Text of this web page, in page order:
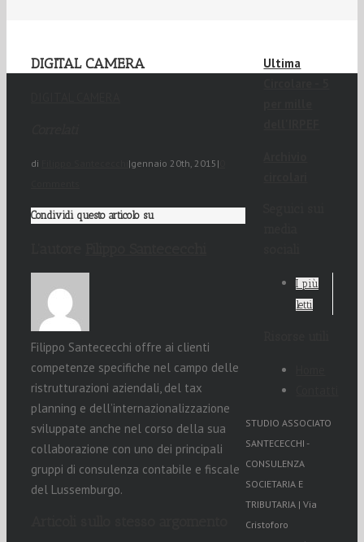
DIGITAL CAMERA
di |gennaio 20th, 2015 |
Condividi questo articolo su
Filippo Santececchi offre ai clienti
competenze specifiche nel campo delle
ristrutturazioni aziendali, del tax
planning e dell’internazionalizzazione
sviluppate anche nel corso della sua
collaborazione con uno dei principali
gruppi di consulenza contabile e fiscale
del Lussemburgo.
Ultima
I più
letti
STUDIO ASSOCIATO
SANTECECCHI -
CONSULENZA
SOCIETARIA E
TRIBUTARIA | Via
Cristoforo